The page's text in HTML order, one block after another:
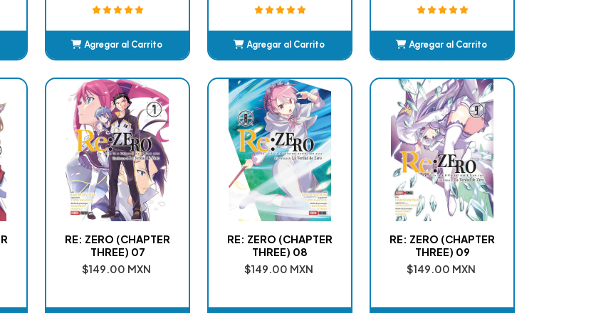
Agregar al Carrito Agregar al Carrito Agregar al Carrito
RE: ZERO (CHAPTER
THREE) 07
$149.00 MXN
RE: ZERO (CHAPTER
THREE) 08
$149.00 MXN
RE: ZERO (CHAPTER
THREE) 09
$149.00 MXN